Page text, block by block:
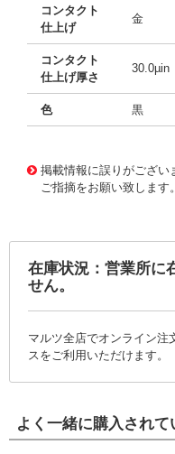
コンタクト
仕上げ
金
コンタクト
仕上げ厚さ
30.0µin
色 黒
掲載情報に誤りがござい
ご指摘をお願い致します。
在庫状況：営業所に
せん。
マルツ全店でオンライン注
スをご利用いただけます。
よく一緒に購入されて